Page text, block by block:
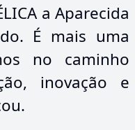
a Aparecida
É mais uma
no caminho
inovação e